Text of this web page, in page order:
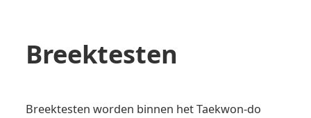
Breektesten
Breektesten worden binnen het Taekwon-do